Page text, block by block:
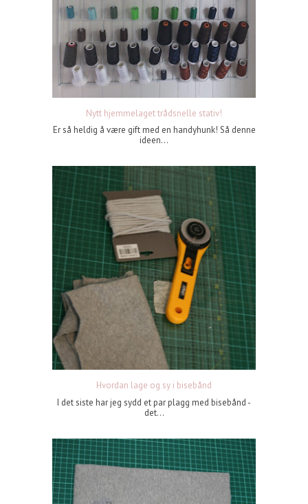
Nytt hjemmelaget trådsnelle stativ!
Er så heldig å være gift med en handyhunk! Så denne
ideen...
Hvordan lage og sy i bisebånd
I det siste har jeg sydd et par plagg med bisebånd -
det...